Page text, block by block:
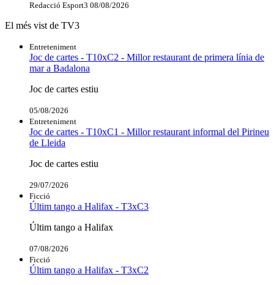
Redacció Esport3 08/08/2026
El més vist de TV3
Entreteniment
Joc de cartes - T10xC2 - Millor restaurant de primera línia de
mar a Badalona
Joc de cartes estiu
05/08/2026
Entreteniment
Joc de cartes - T10xC1 - Millor restaurant informal del Pirineu
de Lleida
Joc de cartes estiu
29/07/2026
Ficció
Últim tango a Halifax - T3xC3
Últim tango a Halifax
07/08/2026
Ficció
Últim tango a Halifax - T3xC2